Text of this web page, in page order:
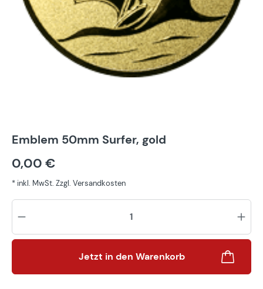
Emblem 50mm Surfer, gold
0,00 €
* inkl. MwSt. Zzgl. Versandkosten
Jetzt in den Warenkorb